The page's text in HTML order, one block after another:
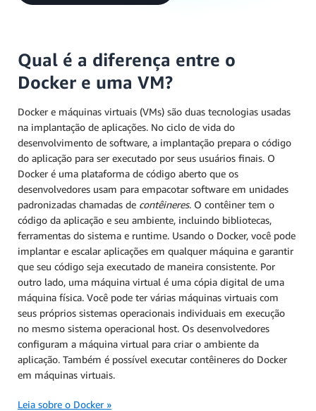
Qual é a diferença entre o
Docker e uma VM?
Docker e máquinas virtuais (VMs) são duas tecnologias usadas
na implantação de aplicações. No ciclo de vida do
desenvolvimento de software, a implantação prepara o código
do aplicação para ser executado por seus usuários finais. O
Docker é uma plataforma de código aberto que os
desenvolvedores usam para empacotar software em unidades
padronizadas chamadas de contêineres. O contêiner tem o
código da aplicação e seu ambiente, incluindo bibliotecas,
ferramentas do sistema e runtime. Usando o Docker, você pode
implantar e escalar aplicações em qualquer máquina e garantir
que seu código seja executado de maneira consistente. Por
outro lado, uma máquina virtual é uma cópia digital de uma
máquina física. Você pode ter várias máquinas virtuais com
seus próprios sistemas operacionais individuais em execução
no mesmo sistema operacional host. Os desenvolvedores
configuram a máquina virtual para criar o ambiente da
aplicação. Também é possível executar contêineres do Docker
em máquinas virtuais.
Leia sobre o Docker »